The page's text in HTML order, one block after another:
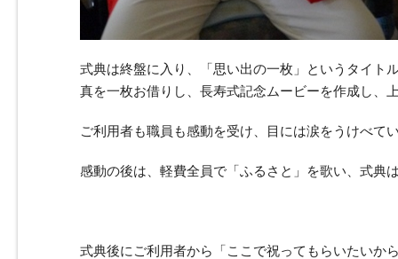
式典は終盤に入り、「思い出の一枚」というタイト
真を一枚お借りし、長寿式記念ムービーを作成し、
ご利用者も職員も感動を受け、目には涙をうけべて
感動の後は、軽費全員で「ふるさと」を歌い、式典
式典後にご利用者から「ここで祝ってもらいたいか